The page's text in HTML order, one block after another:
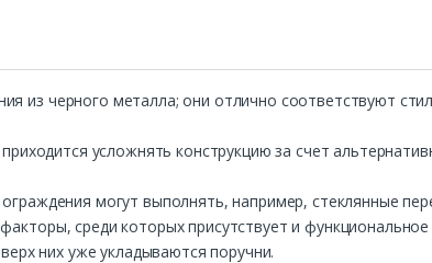
из черного металла; они отлично соответствуют
усложнять конструкцию за счет
могут выполнять, например, стеклянные
среди которых присутствует и функциональное
них уже укладываются поручни.